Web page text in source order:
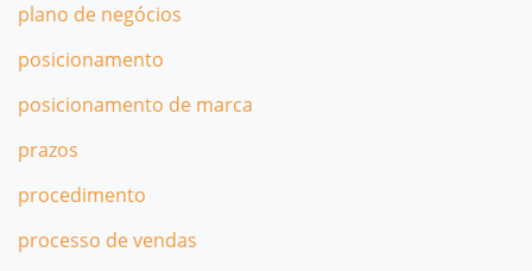
plano de negócios
posicionamento
posicionamento de marca
prazos
procedimento
processo de vendas